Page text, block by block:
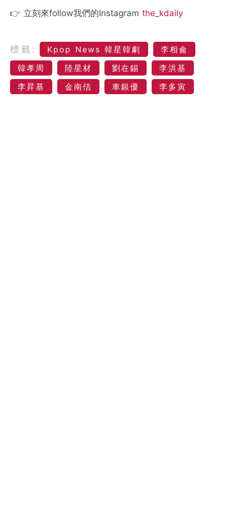
👉 立刻來follow我們的Instagram the_kdaily
標籤: Kpop News 韓星韓劇
李相侖
韓孝周
陸星材 劉在錫
李洪基
李昇基
金南佶 車銀優 李多寅